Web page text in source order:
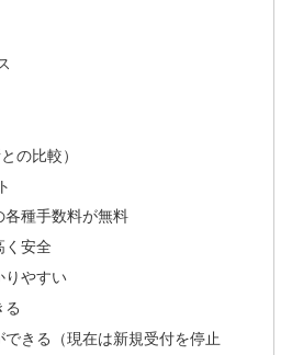
の比較）
各種手数料が無料
く安全
りやすい
る
できる（現在は新規受付を停止